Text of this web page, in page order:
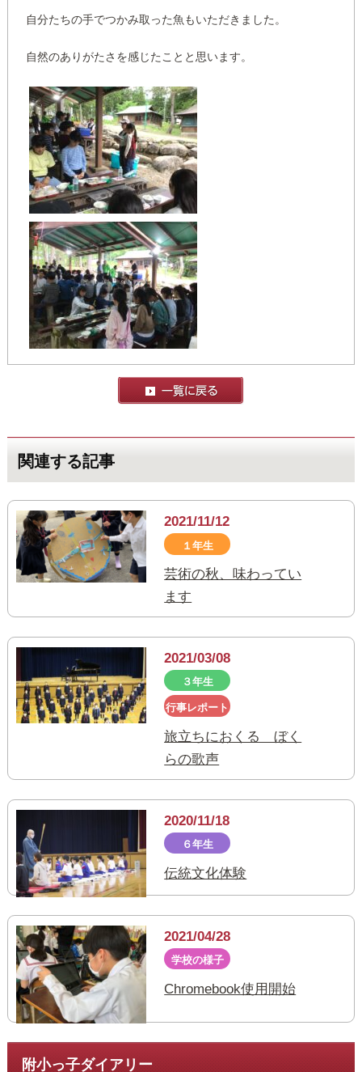
附小っ子ダイアリー
自分たちの手でつかみ取った魚もいただきました。
自然のありがたさを感じたことと思います。
関連する記事
2021/11/12
１年生
芸術の秋、味わってい
ます
2021/03/08
３年生
行事レポート
旅立ちにおくる ぼく
らの歌声
2020/11/18
６年生
伝統文化体験
2021/04/28
学校の様子
Chromebook使用開始